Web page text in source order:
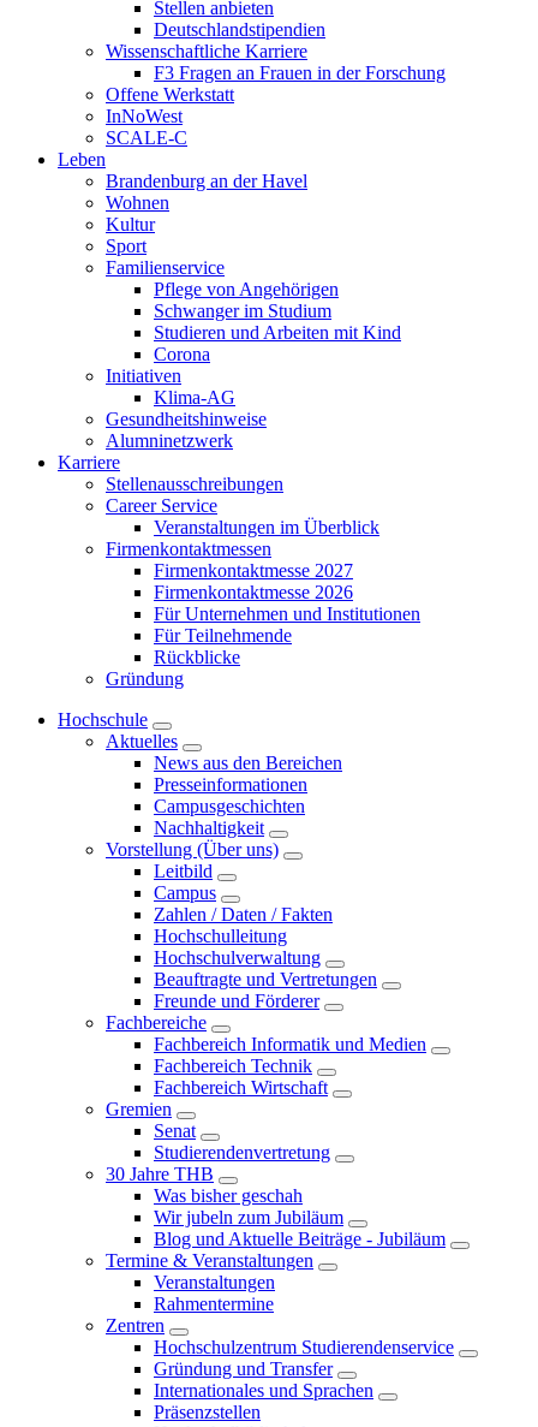
Stellen anbieten
Deutschlandstipendien
Wissenschaftliche Karriere
F3 Fragen an Frauen in der Forschung
Offene Werkstatt
InNoWest
SCALE-C
Leben
Brandenburg an der Havel
Wohnen
Kultur
Sport
Familienservice
Pflege von Angehörigen
Schwanger im Studium
Studieren und Arbeiten mit Kind
Corona
Initiativen
Klima-AG
Gesundheitshinweise
Alumninetzwerk
Karriere
Stellenausschreibungen
Career Service
Veranstaltungen im Überblick
Firmenkontaktmessen
Firmenkontaktmesse 2027
Firmenkontaktmesse 2026
Für Unternehmen und Institutionen
Für Teilnehmende
Rückblicke
Gründung
Hochschule
Aktuelles
News aus den Bereichen
Presseinformationen
Campusgeschichten
Nachhaltigkeit
Vorstellung (Über uns)
Leitbild
Campus
Zahlen / Daten / Fakten
Hochschulleitung
Hochschulverwaltung
Beauftragte und Vertretungen
Freunde und Förderer
Fachbereiche
Fachbereich Informatik und Medien
Fachbereich Technik
Fachbereich Wirtschaft
Gremien
Senat
Studierendenvertretung
30 Jahre THB
Was bisher geschah
Wir jubeln zum Jubiläum
Blog und Aktuelle Beiträge - Jubiläum
Termine & Veranstaltungen
Veranstaltungen
Rahmentermine
Zentren
Hochschulzentrum Studierendenservice
Gründung und Transfer
Internationales und Sprachen
Präsenzstellen